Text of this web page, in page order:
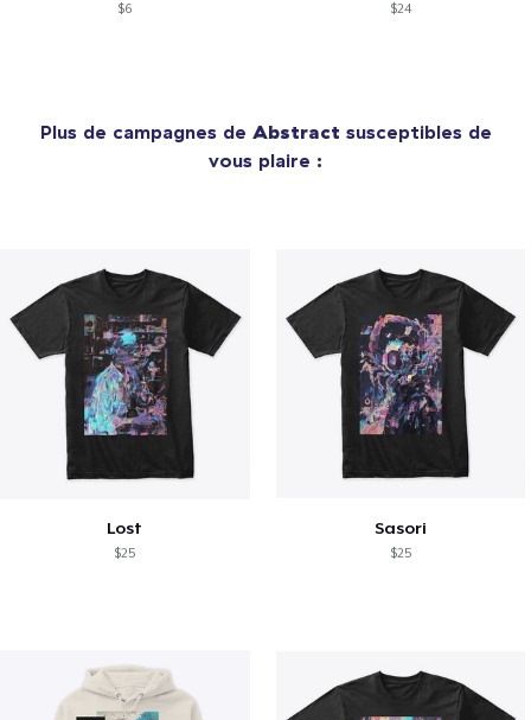
$6 $24
Plus de campagnes de Abstract susceptibles de
vous plaire :
Lost
$25
Sasori
$25